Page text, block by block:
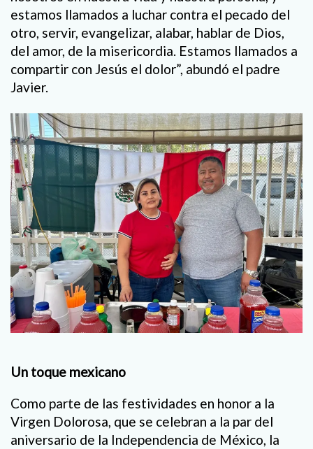
estamos llamados a luchar contra el pecado del
otro, servir, evangelizar, alabar, hablar de Dios,
del amor, de la misericordia. Estamos llamados a
compartir con Jesús el dolor”, abundó el padre
Javier.
Un toque mexicano
Como parte de las festividades en honor a la
Virgen Dolorosa, que se celebran a la par del
aniversario de la Independencia de México, la